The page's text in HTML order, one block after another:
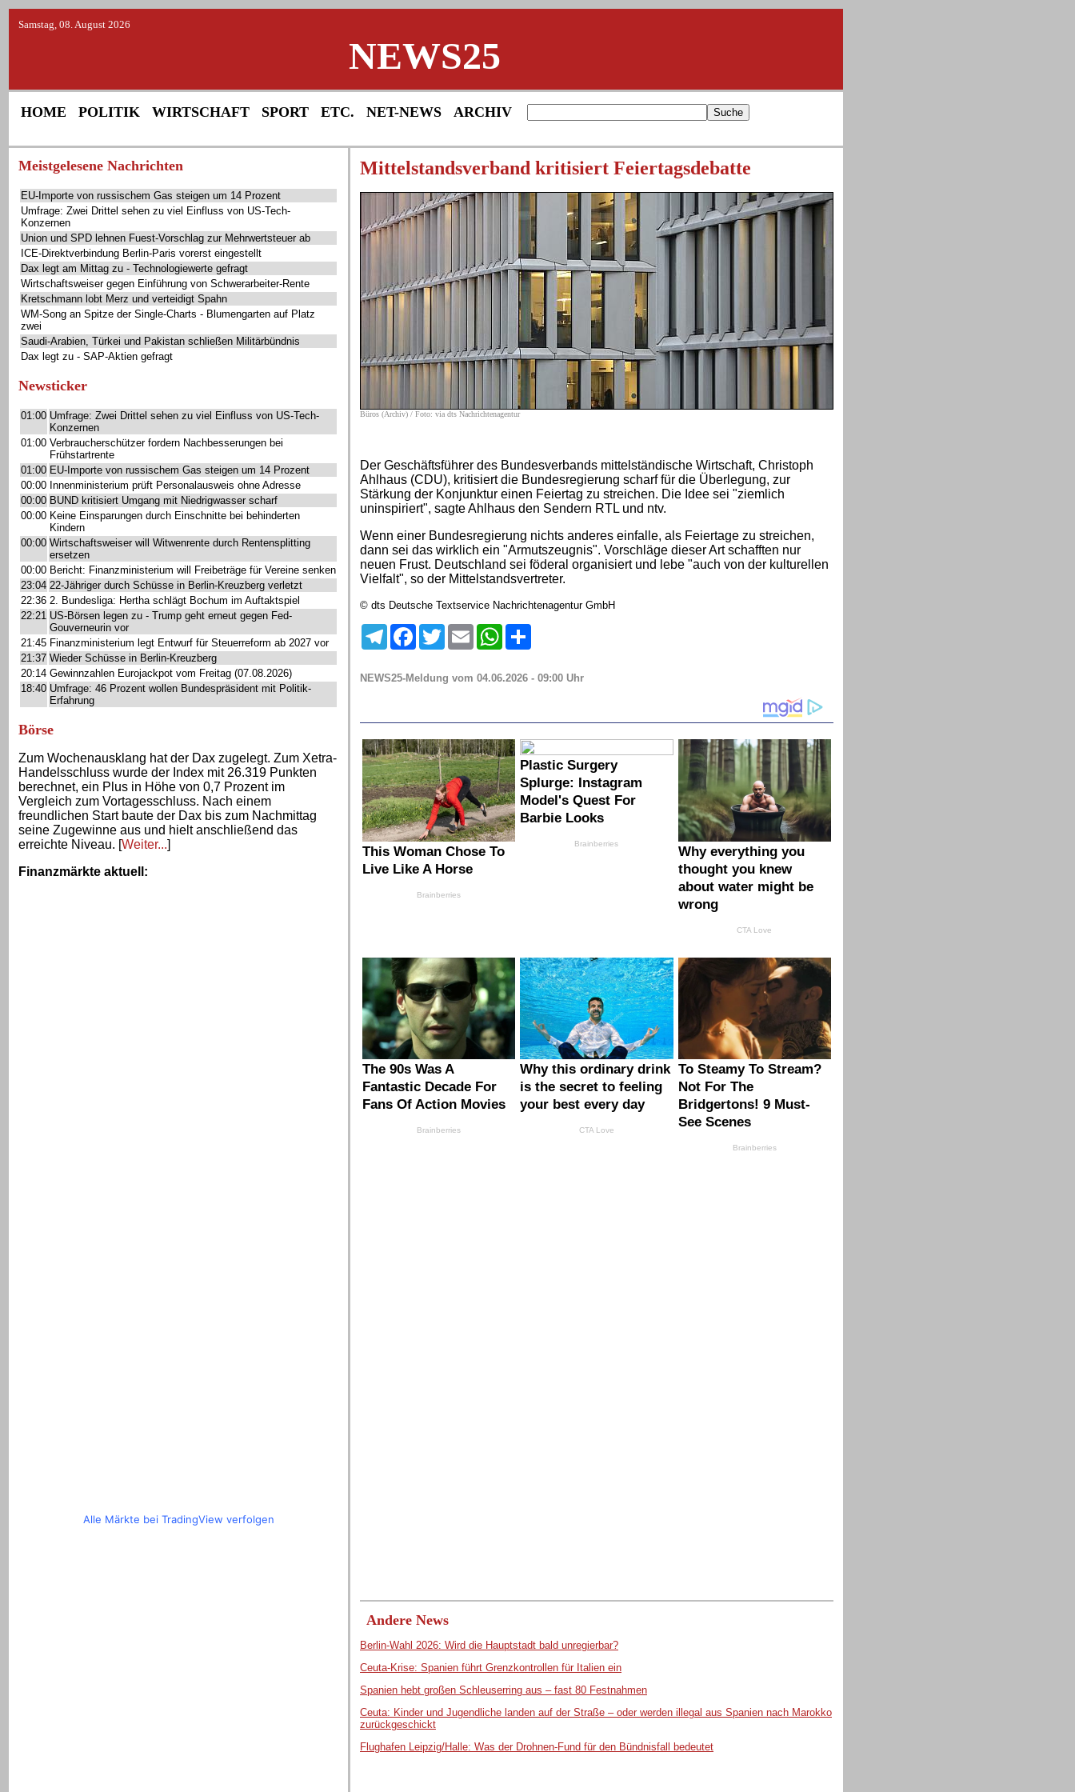
Samstag, 08. August 2026
NEWS25
HOME POLITIK WIRTSCHAFT SPORT ETC. NET-NEWS ARCHIV
Meistgelesene Nachrichten
EU-Importe von russischem Gas steigen um 14 Prozent
Umfrage: Zwei Drittel sehen zu viel Einfluss von US-Tech-
Konzernen
Union und SPD lehnen Fuest-Vorschlag zur Mehrwertsteuer ab
ICE-Direktverbindung Berlin-Paris vorerst eingestellt
Dax legt am Mittag zu - Technologiewerte gefragt
Wirtschaftsweiser gegen Einführung von Schwerarbeiter-Rente
Kretschmann lobt Merz und verteidigt Spahn
WM-Song an Spitze der Single-Charts - Blumengarten auf Platz
zwei
Saudi-Arabien, Türkei und Pakistan schließen Militärbündnis
Dax legt zu - SAP-Aktien gefragt
Newsticker
01:00 Umfrage: Zwei Drittel sehen zu viel Einfluss von US-Tech-
Konzernen
01:00 Verbraucherschützer fordern Nachbesserungen bei
Frühstartrente
01:00 EU-Importe von russischem Gas steigen um 14 Prozent
00:00 Innenministerium prüft Personalausweis ohne Adresse
00:00 BUND kritisiert Umgang mit Niedrigwasser scharf
00:00 Keine Einsparungen durch Einschnitte bei behinderten
Kindern
00:00 Wirtschaftsweiser will Witwenrente durch Rentensplitting
ersetzen
00:00 Bericht: Finanzministerium will Freibeträge für Vereine senken
23:04 22-Jähriger durch Schüsse in Berlin-Kreuzberg verletzt
22:36 2. Bundesliga: Hertha schlägt Bochum im Auftaktspiel
22:21 US-Börsen legen zu - Trump geht erneut gegen Fed-
Gouverneurin vor
21:45 Finanzministerium legt Entwurf für Steuerreform ab 2027 vor
21:37 Wieder Schüsse in Berlin-Kreuzberg
20:14 Gewinnzahlen Eurojackpot vom Freitag (07.08.2026)
18:40 Umfrage: 46 Prozent wollen Bundespräsident mit Politik-
Erfahrung
Börse
Zum Wochenausklang hat der Dax zugelegt. Zum Xetra-
Handelsschluss wurde der Index mit 26.319 Punkten
berechnet, ein Plus in Höhe von 0,7 Prozent im
Vergleich zum Vortagesschluss. Nach einem
freundlichen Start baute der Dax bis zum Nachmittag
seine Zugewinne aus und hielt anschließend das
erreichte Niveau. [Weiter...]
Finanzmärkte aktuell :
Alle Märkte bei TradingView verfolgen
Mittelstandsverband kritisiert Feiertagsdebatte
Büros (Archiv) / Foto: via dts Nachrichtenagentur
Der Geschäftsführer des Bundesverbands mittelständische Wirtschaft, Christoph
Ahlhaus (CDU), kritisiert die Bundesregierung scharf für die Überlegung, zur
Stärkung der Konjunktur einen Feiertag zu streichen. Die Idee sei "ziemlich
uninspiriert", sagte Ahlhaus den Sendern RTL und ntv.
Wenn einer Bundesregierung nichts anderes einfalle, als Feiertage zu streichen,
dann sei das wirklich ein "Armutszeugnis". Vorschläge dieser Art schafften nur
neuen Frust. Deutschland sei föderal organisiert und lebe "auch von der kulturellen
Vielfalt", so der Mittelstandsvertreter.
© dts Deutsche Textservice Nachrichtenagentur GmbH
TelegramFacebookTwitter Email WhatsApp
NEWS25-Meldung vom 04.06.2026 - 09:00 Uhr
Andere News
Berlin-Wahl 2026: Wird die Hauptstadt bald unregierbar?
Ceuta-Krise: Spanien führt Grenzkontrollen für Italien ein
Spanien hebt großen Schleuserring aus – fast 80 Festnahmen
Ceuta: Kinder und Jugendliche landen auf der Straße – oder werden illegal aus Spanien nach Marokko
zurückgeschickt
Flughafen Leipzig/Halle: Was der Drohnen-Fund für den Bündnisfall bedeutet